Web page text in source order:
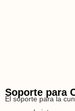
Soporte para
El soporte para la